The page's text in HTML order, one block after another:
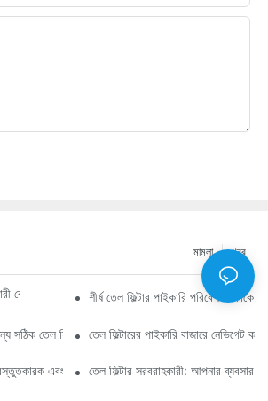
খবর
মামলা
কোম্পানি: একটি বিস্তৃত সারসংক্ষেপশীর্ষ তেল ফিল্টার পাইকারি পরিবেশক: কাকে
তেল ফিল্টার নির্বাচন করা: মূল বিবেচ্য বিষয়গুলি
তেল ফিল্টারের পাইকারি বাজারে নেভিগেট
এবং তাদের উদ্ভাবনের উপর স্পটলাইট
তেল ফিল্টার সরবরাহকারী: আপনার ব্যবসার